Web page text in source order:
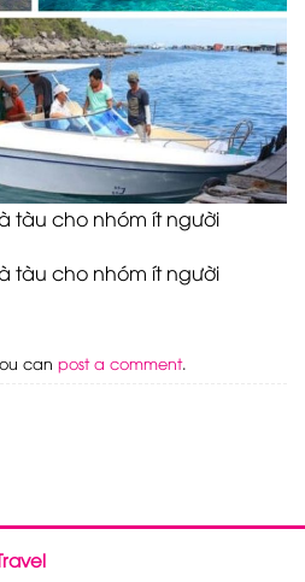
tàu cho nhóm ít người
tàu cho nhóm ít người
can post a comment.